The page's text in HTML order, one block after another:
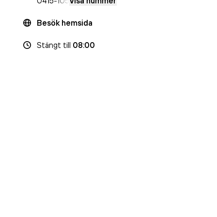
Besök hemsida
Stängt till 08:00